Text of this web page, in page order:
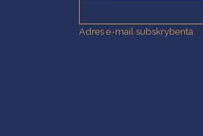
Adres e-mail subskrybenta.